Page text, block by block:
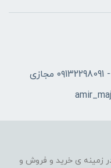
اورجینال فعالیت خود را از سال 1392 در زمینه ی خرید و فروش و